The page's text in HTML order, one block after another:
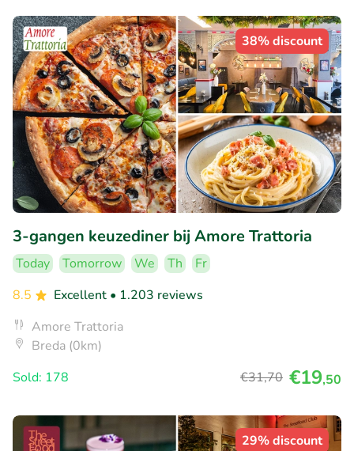
38% discount
3-gangen keuzediner bij Amore Trattoria
Today Tomorrow We Th
Fr
8.5
Excellent • 1.203 reviews
Amore Trattoria
Breda (0km)
Sold: 178
€31,70 €19,50
29% discount